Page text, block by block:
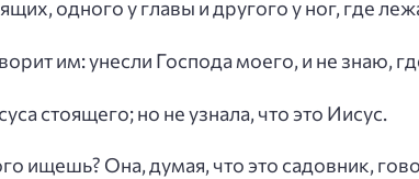
одного у главы и другого у ног, где
им: унесли Господа моего, и не знаю,
стоящего; но не узнала, что это Иисус.
ищешь? Она, думая, что это садовник,